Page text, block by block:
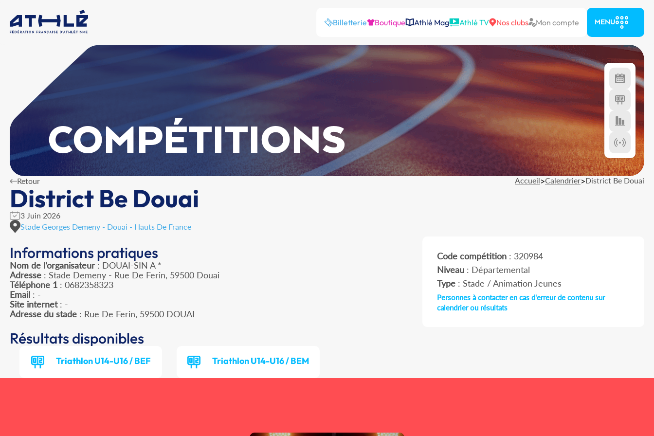
Billetterie Boutique Athlé Mag Athlé TV Nos clubs Mon compte MENU
COMPÉTITIONS
Retour Accueil>Calendrier>District Be Douai
District Be Douai
3 Juin 2026
Stade Georges Demeny - Douai - Hauts De France
Informations pratiques
Nom de l’organisateur : DOUAI-SIN A *
Adresse : Stade Demeny - Rue De Ferin, 59500 Douai
Téléphone 1 : 0682358323
Email : -
Site internet: -
Adresse du stade : Rue De Ferin, 59500 DOUAI
Code compétition: 320984
Niveau: Départemental
Type: Stade / Animation Jeunes
Personnes à contacter en cas d'erreur de contenu sur
calendrier ou résultats
Résultats disponibles
Triathlon U14-U16 / BEF Triathlon U14-U16 / BEM